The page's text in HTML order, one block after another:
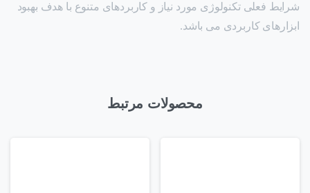
شرایط فعلی تکنولوژی مورد نیاز و کاربردهای متنوع با هدف بهبود
ابزارهای کاربردی می باشد.
محصولات مرتبط